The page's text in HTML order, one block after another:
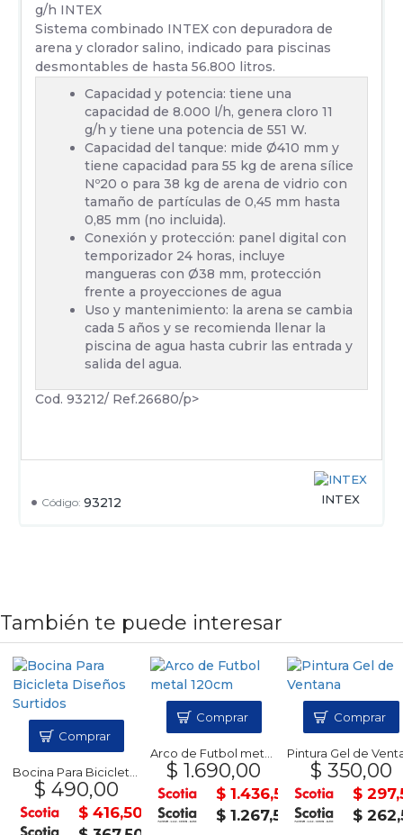
Código: 93212 INTEX
g/h INTEX
Sistema combinado INTEX con depuradora de
arena y clorador salino, indicado para piscinas
desmontables de hasta 56.800 litros.
Capacidad y potencia: tiene una
capacidad de 8.000 l/h, genera cloro 11
g/h y tiene una potencia de 551 W.
Capacidad del tanque: mide Ø410 mm y
tiene capacidad para 55 kg de arena sílice
Nº20 o para 38 kg de arena de vidrio con
tamaño de partículas de 0,45 mm hasta
0,85 mm (no incluida).
Conexión y protección: panel digital con
temporizador 24 horas, incluye
mangueras con Ø38 mm, protección
frente a proyecciones de agua
Uso y mantenimiento: la arena se cambia
cada 5 años y se recomienda llenar la
piscina de agua hasta cubrir las entrada y
salida del agua.
Cod. 93212/ Ref.26680/p>
También te puede interesar
Bocina Para Bicicleta Diseños Surtidos
$ 490,00
$ 416,50
Comprar
Arco de Futbol metal 120cm
$ 1.690,00
$ 1.436,50
$ 1.267,50
Comprar
Pintura Gel de Ventana
$ 350,00
$
$
Comprar